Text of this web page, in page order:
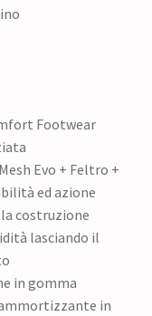
Footwear
Evo + Feltro +
ed azione
costruzione
lasciando il
in gomma
in